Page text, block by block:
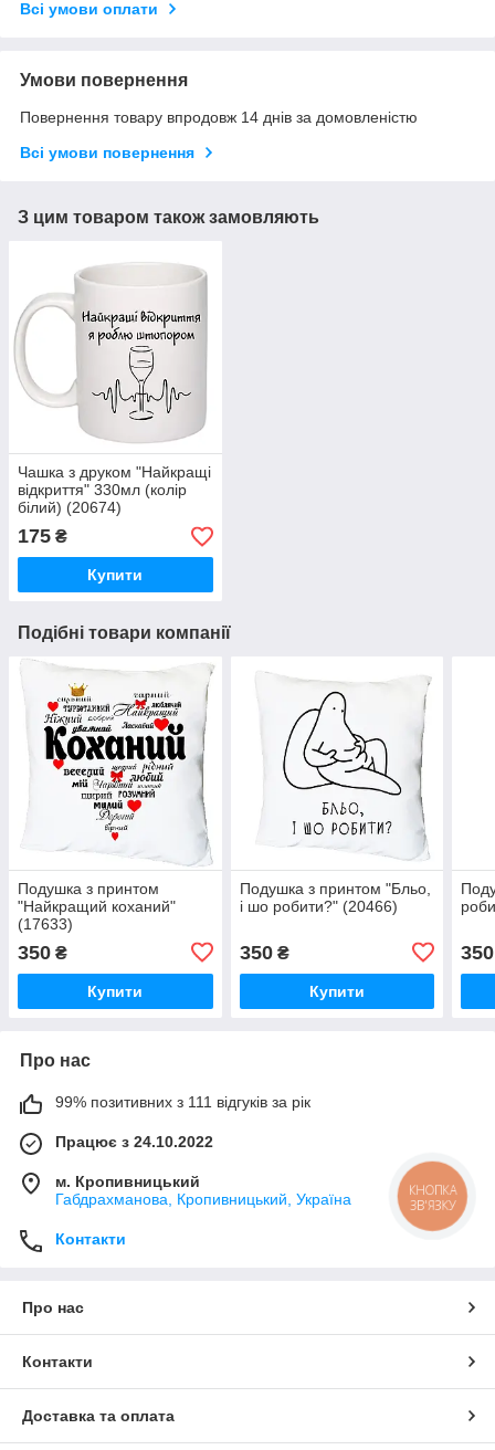
Всі умови оплати
Умови повернення
Повернення товару впродовж 14 днів за домовленістю
Всі умови повернення
З цим товаром також замовляють
Чашка з друком "Найкращі
відкриття" 330мл (колір
білий) (20674)
175 ₴
Купити
Подібні товари компанії
Подушка з принтом
"Найкращий коханий"
(17633)
350 ₴
Купити
Подушка з принтом "Бльо,
і шо робити?" (20466)
350₴
Купити
350
Про нас
99% позитивних з 111 відгуків за рік
Працює з 24.10.2022
м. Кропивницький
Габдрахманова, Кропивницький, Україна
Контакти
Про нас
Контакти
Доставка та оплата
КНОПКА
ЗВ'ЯЗКУ